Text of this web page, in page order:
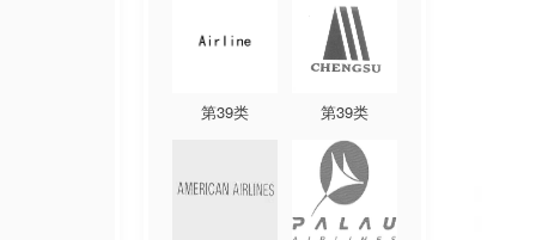
第39类 第39类